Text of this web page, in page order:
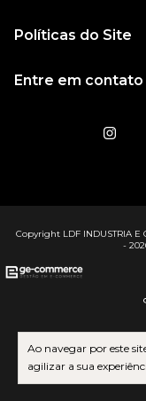
Ao navegar por este
agilizar a sua
Políticas do Site
Entre em contato
Copyright LDF INDUSTRIA E
-